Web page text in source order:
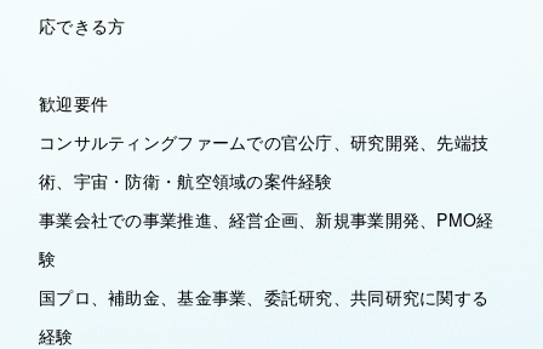
応できる方
歓迎要件
コンサルティングファームでの官公庁、研究開発、先端技
術、宇宙・防衛・航空領域の案件経験
事業会社での事業推進、経営企画、新規事業開発、PMO経
験
国プロ、補助金、基金事業、委託研究、共同研究に関する
経験